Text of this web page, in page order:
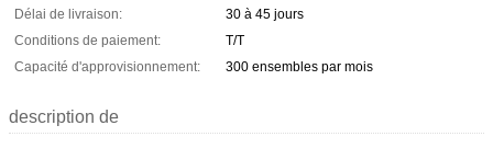
Délai de livraison:
30 à 45 jours
Conditions de paiement:
T/T
Capacité d'approvisionnement:
300 ensembles par mois
description de